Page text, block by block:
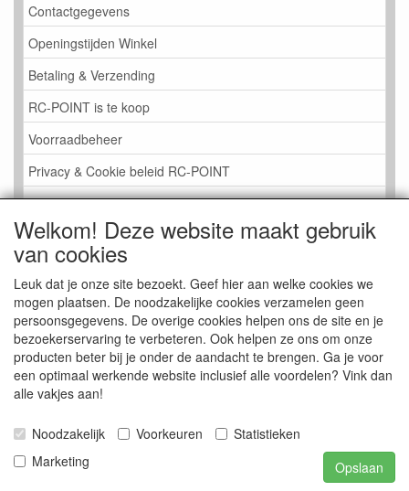
Contactgegevens
Openingstijden Winkel
Betaling & Verzending
RC-POINT is te koop
Voorraadbeheer
Privacy & Cookie beleid RC-POINT
LINK PAGINA
Gastenboek RC-POINT
Kijkje in de Winkel
Welkom! Deze website maakt gebruik
van cookies
Leuk dat je onze site bezoekt. Geef hier aan welke cookies we
mogen plaatsen. De noodzakelijke cookies verzamelen geen
persoonsgegevens. De overige cookies helpen ons de site en je
bezoekerservaring te verbeteren. Ook helpen ze ons om onze
producten beter bij je onder de aandacht te brengen. Ga je voor
een optimaal werkende website inclusief alle voordelen? Vink dan
alle vakjes aan!
Noodzakelijk Voorkeuren
Statistieken
Marketing
Opslaan